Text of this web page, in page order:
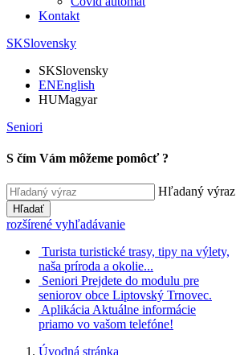
Kontakt
SKSlovensky
SKSlovensky
ENEnglish
HUMagyar
Seniori
S čím Vám môžeme pomôcť ?
Hľadaný výraz
Hľadať
rozšírené vyhľadávanie
Turista turistické trasy, tipy na výlety,
naša príroda a okolie...
Seniori Prejdete do modulu pre
seniorov obce Liptovský Trnovec.
Aplikácia Aktuálne informácie
priamo vo vašom telefóne!
Úvodná stránka